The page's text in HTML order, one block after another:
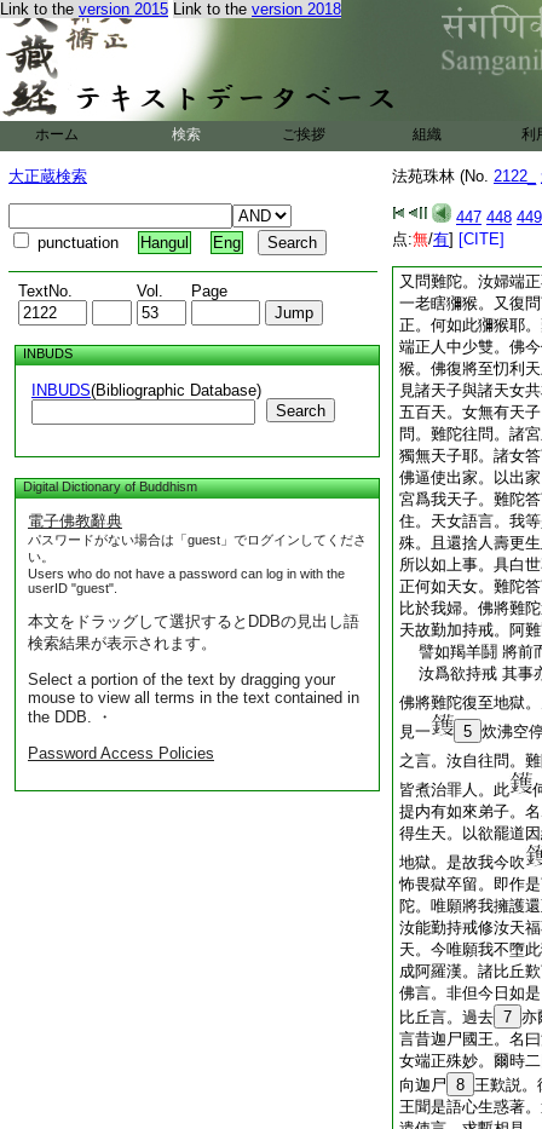
Link to the version 2015 Link to the version 2018
ホーム 検索 ご挨拶 組織 利
大正蔵検索
punctuation Hangul Eng
TextNo. Vol. Page
INBUDS
INBUDS(Bibliographic Database)
Search
Digital Dictionary of Buddhism
電子佛教辭典
パスワードがない場合は「guest」でログインしてくださ
い。
Users who do not have a password can log in with the
userID "guest".
本文をドラッグして選択するとDDBの見出し語
検索結果が表示されます。
Select a portion of the text by dragging your
mouse to view all terms in the text contained in
the DDB. ・
Password Access Policies
法苑珠林 (No. 2122_
447 448 449
点:無/有] [CITE]
之後。我當還家。
汲水令滿澡瓶然後
滿一瓶復翻。如是
倶不可滿。使諸比
適閉一戸一戸復開
3 且置而去。縱
可償之。即出僧房
見佛來至大樹 4 後
地而立。佛見難陀
又問難陀。汝婦端
一老瞎獼猴。又復
正。何如此獼猴耶
端正人中少雙。佛
猴。佛復將至忉利
見諸天子與諸天女
五百天。女無有天
問。難陀往問。諸
獨無天子耶。諸女
佛逼使出家。以出
宮爲我天子。難陀
住。天女語言。我
殊。且還捨人壽更
所以如上事。具白
正何如天女。難陀
比於我婦。佛將難
天故勤加持戒。阿
譬如羯羊鬪 將前
汝爲欲持戒 其事
佛將難陀復至地獄
見一
5 炊沸空
之言。汝自往問。
皆煮治罪人。此
提内有如來弟子。
得生天。以欲罷道
地獄。是故我今吹
怖畏獄卒留。即作
陀。唯願將我擁護
汝能勤持戒修汝天
天。今唯願我不墮
成阿羅漢。諸比丘
佛言。非但今日如
比丘言。過去 7 亦
言昔迦尸國王。名
女端正殊妙。爾時
向迦尸 8 王歎説。
王聞是語心生惑著